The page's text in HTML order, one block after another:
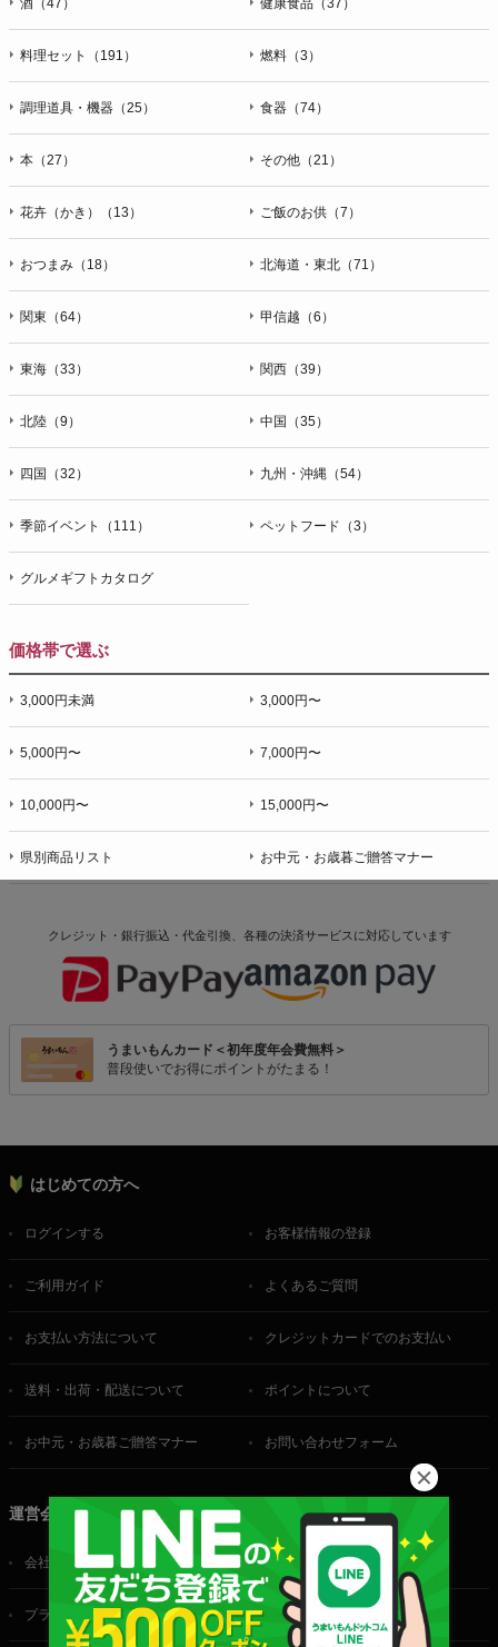
料理セット（191） 燃料（3）
調理道具・機器（25） 食器（74）
本（27） その他（21）
花卉（かき）（13） ご飯のお供（7）
おつまみ（18） 北海道・東北（71）
関東（64） 甲信越（6）
東海（33） 関西（39）
北陸（9） 中国（35）
四国（32） 九州・沖縄（54）
季節イベント（111） ペットフード（3）
グルメギフトカタログ
価格帯で選ぶ
3,000円未満 3,000円〜
5,000円〜 7,000円〜
10,000円〜 15,000円〜
県別商品リスト お中元・お歳暮ご贈答マナー
クレジット・銀行振込・代金引換、各種の決済サービスに対応しています
うまいもんカード＜初年度年会費無料＞
普段使いでお得にポイントがたまる！
はじめての方へ
ログインする お客様情報の登録
ご利用ガイド よくあるご質問
お支払い方法について クレジットカードでのお支払い
送料・出荷・配送について ポイントについて
お中元・お歳暮ご贈答マナー お問い合わせフォーム
運営会社
会社概要 ご利用規約
プライバシーポリシー 特定商取引法に基づく表記